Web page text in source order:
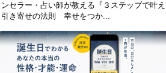
セラー・占い師が教える『３ステップで叶え
き寄せの法則 幸せをつか...